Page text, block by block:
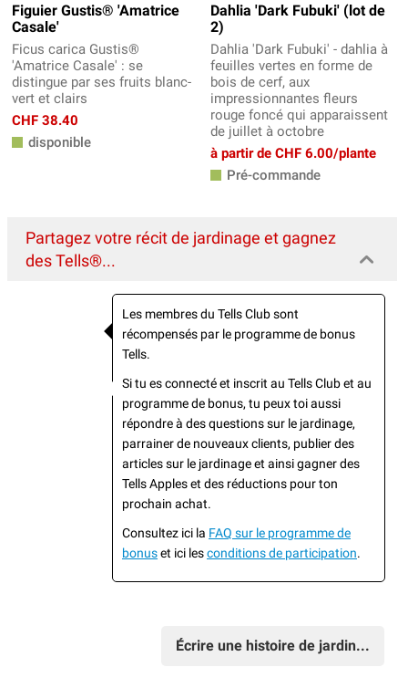
Figuier Gustis® 'Amatrice
Casale'
Ficus carica Gustis®
'Amatrice Casale' : se
distingue par ses fruits blanc-
vert et clairs
CHF 38.40
disponible
Dahlia 'Dark Fubuki' (lot de
2)
Dahlia 'Dark Fubuki' - dahlia à
feuilles vertes en forme de
bois de cerf, aux
impressionnantes fleurs
rouge foncé qui apparaissent
de juillet à octobre
à partir de CHF 6.00/plante
Pré-commande
Partagez votre récit de jardinage et gagnez
des Tells®...
Les membres du Tells Club sont
récompensés par le programme de bonus
Tells.
Si tu es connecté et inscrit au Tells Club et au
programme de bonus, tu peux toi aussi
répondre à des questions sur le jardinage,
parrainer de nouveaux clients, publier des
articles sur le jardinage et ainsi gagner des
Tells Apples et des réductions pour ton
prochain achat.
Consultez ici la FAQ sur le programme de
bonuset ici lesconditions de participation.
Écrire une histoire de jardin...